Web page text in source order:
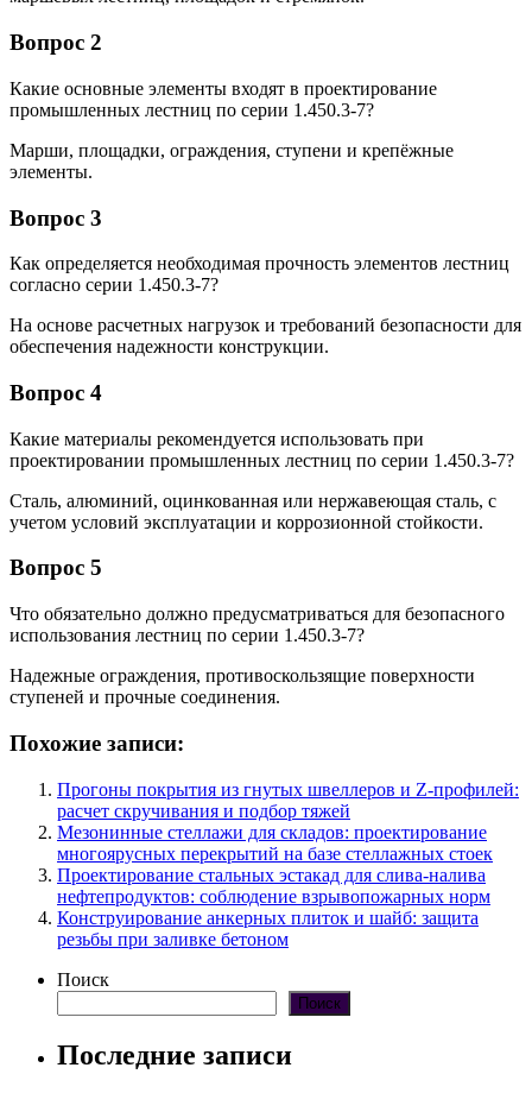
Вопрос 2
Какие основные элементы входят в проектирование
промышленных лестниц по серии 1.450.3-7?
Марши, площадки, ограждения, ступени и крепёжные
элементы.
Вопрос 3
Как определяется необходимая прочность элементов лестниц
согласно серии 1.450.3-7?
На основе расчетных нагрузок и требований безопасности для
обеспечения надежности конструкции.
Вопрос 4
Какие материалы рекомендуется использовать при
проектировании промышленных лестниц по серии 1.450.3-7?
Сталь, алюминий, оцинкованная или нержавеющая сталь, с
учетом условий эксплуатации и коррозионной стойкости.
Вопрос 5
Что обязательно должно предусматриваться для безопасного
использования лестниц по серии 1.450.3-7?
Надежные ограждения, противоскользящие поверхности
ступеней и прочные соединения.
Похожие записи:
Прогоны покрытия из гнутых швеллеров и Z-профилей:
расчет скручивания и подбор тяжей
Мезонинные стеллажи для складов: проектирование
многоярусных перекрытий на базе стеллажных стоек
Проектирование стальных эстакад для слива-налива
нефтепродуктов: соблюдение взрывопожарных норм
Конструирование анкерных плиток и шайб: защита
резьбы при заливке бетоном
Поиск
Поиск
Последние записи